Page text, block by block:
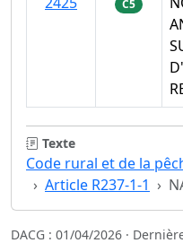
C5
Texte
Code rural et de la
Article R237-1-1
DACG : 01/04/2026 ·